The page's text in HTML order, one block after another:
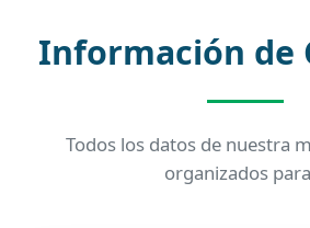
Información de
Todos los datos de nuestra
organizados